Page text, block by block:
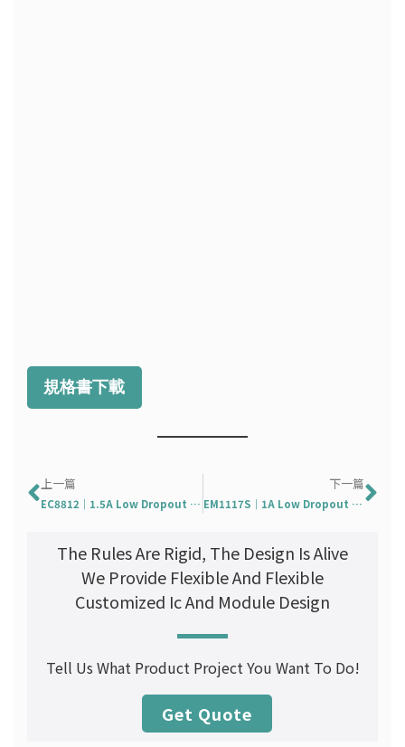
規格書下載
Prev
上一篇
EC8812｜1.5A Low Dropout Linear Regulator
下一篇
EM1117S｜1A Low Dropout Precision Voltage Regulator
The Rules Are Rigid, The Design Is Alive
We Provide Flexible And Flexible
Customized Ic And Module Design
Tell Us What Product Project You Want To Do!
Get Quote